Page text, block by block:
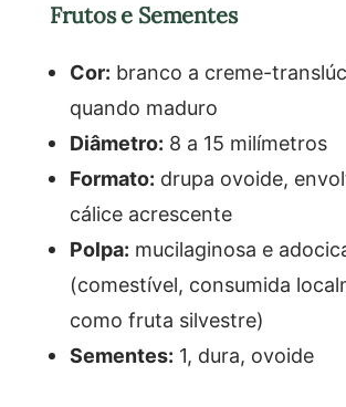
Frutos e Sementes
Cor: branco a creme-
quando maduro
Diâmetro: 8 a 15 milímetros
Formato: drupa ovoide,
cálice acrescente
Polpa: mucilaginosa e
(comestível, consumida
como fruta silvestre)
Sementes: 1, dura, ovoide